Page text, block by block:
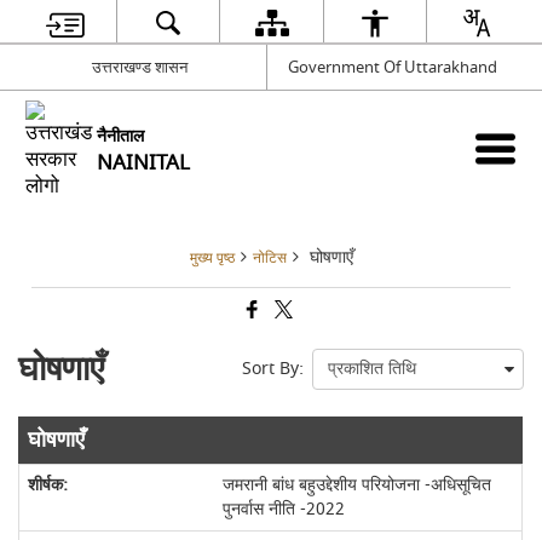
उत्तराखण्ड शासन Government Of Uttarakhand
नैनीताल
NAINITAL
मुख्य पृष्ठ नोटिस घोषणाएँ
घोषणाएँ Sort By:
घोषणाएँ
जमरानी बांध बहुउद्देशीय परियोजना -अधिसूचित
पुनर्वास नीति -2022